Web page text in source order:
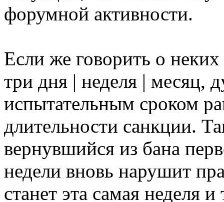
форумной активности.
Если же говорить о
три дня | неделя | месяц,
испытательным сроком
длительности санкции.
вернувшийся из бана
недели вновь нарушит
станет эта самая неделя